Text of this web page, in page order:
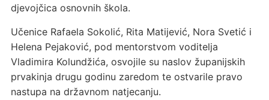
djevojčica osnovnih škola.
Učenice Rafaela Sokolić, Rita Matijević, Nora Svetić i
Helena Pejaković, pod mentorstvom voditelja
Vladimira Kolundžića, osvojile su naslov županijskih
prvakinja drugu godinu zaredom te ostvarile pravo
nastupa na državnom natjecanju.